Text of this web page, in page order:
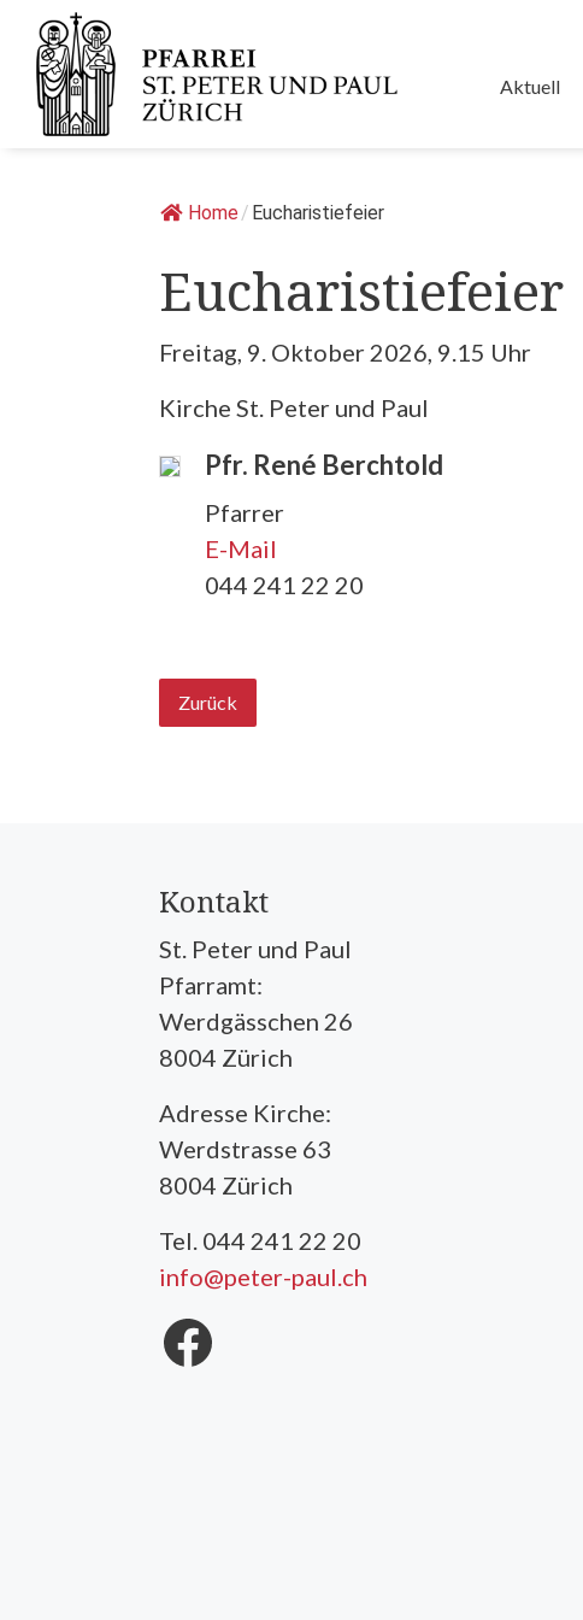
Springe
zum
Inhalt
Aktuell
Home/ Eucharistiefeier
Eucharistiefeier
Freitag, 9. Oktober 2026, 9.15 Uhr
Kirche St. Peter und Paul
Pfr. René Berchtold
Pfarrer
E-Mail
044 241 22 20
Zurück
Kontakt
St. Peter und Paul
Pfarramt:
Werdgässchen 26
8004 Zürich
Adresse Kirche:
Werdstrasse 63
8004 Zürich
Tel. 044 241 22 20
info@peter-paul.ch
Facebook